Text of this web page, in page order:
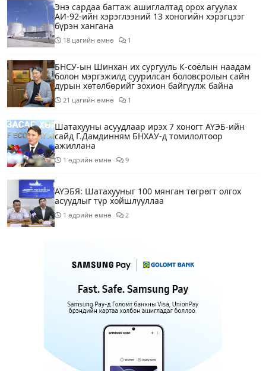
Энэ сардаа багтаж ашиглалтад орох агуулах
АИ-92-ийн хэрэглээний 13 хоногийн хэрэгцээг
бүрэн хангана
18 цагийн өмнө 1
БНСУ-ын Шинхан их сургууль К-соёлын наадам
болон мэргэжилд суурилсан боловсролын сайн
дурын хөтөлбөрийг зохион байгуулж байна
21 цагийн өмнө 1
Шатахууны асуудлаар ирэх 7 хоногт АҮЭБ-ийн
сайд Г.Дамдинням БНХАУ-д томилолтоор
ажиллана
1 өдрийн өмнө 9
АҮЭБЯ: Шатахууныг 100 мянган төгрөгт олгох
асуудлыг түр хойшлууллаа
1 өдрийн өмнө 2
автобензинийг агуулахуудад буулгах ажлыг
зохион байгуулж байна
Ерөнхий сайд БНХАУ-аас сар бүр 12-15 мянган
тонн АИ-92 автобензин тогтмол нийлүүлэх хүсэлт